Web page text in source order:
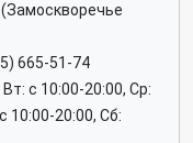
665-51-74
c 10:00-20:00, Ср:
10:00-20:00, Сб: